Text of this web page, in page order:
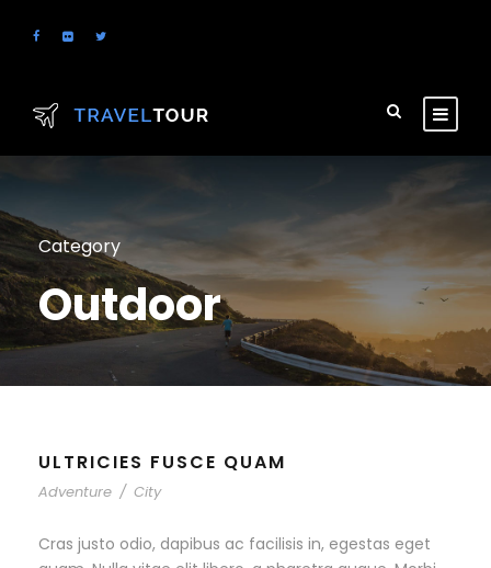
Category
Outdoor
ULTRICIES FUSCE QUAM
Adventure / City
Cras justo odio, dapibus ac facilisis in, egestas eget